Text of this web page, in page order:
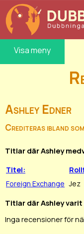
Visa meny
Ashley Edner
Crediteras ibland
Titlar där Ashley
Titel:
Foreign Exchange Jez
Titlar där Ashley
Inga recensioner för